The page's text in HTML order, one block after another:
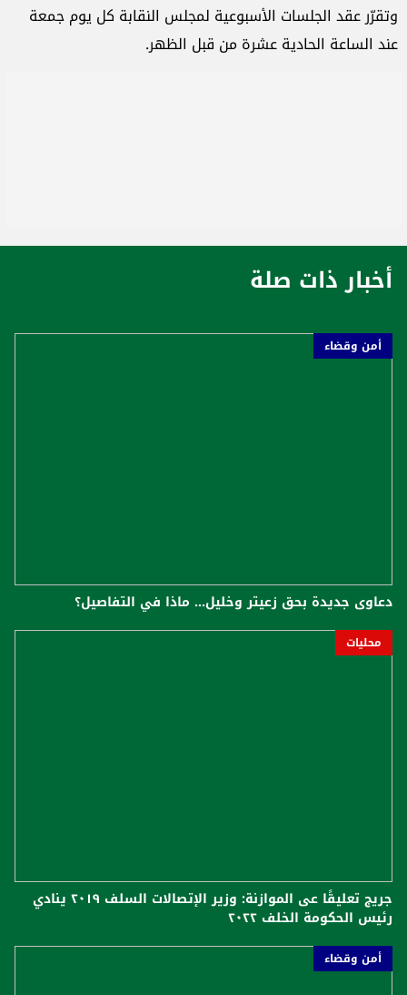
وتقرّر عقد الجلسات الأسبوعية لمجلس النقابة كل يوم جمعة
عند الساعة الحادية عشرة من قبل الظهر.
أخبار ذات صلة
أمن وقضاء
دعاوى جديدة بحق زعيتر وخليل... ماذا في التفاصيل؟
محليات
جريج تعليقًا عى الموازنة: وزير الإتصالات السلف ٢٠١٩ ينادي
رئيس الحكومة الخلف ٢٠٢٢
أمن وقضاء